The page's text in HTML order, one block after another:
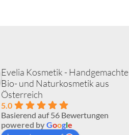
Evelia Kosmetik - Handgemachte
Bio- und Naturkosmetik aus
Österreich
5.0
Basierend auf 56 Bewertungen
powered byGoogle